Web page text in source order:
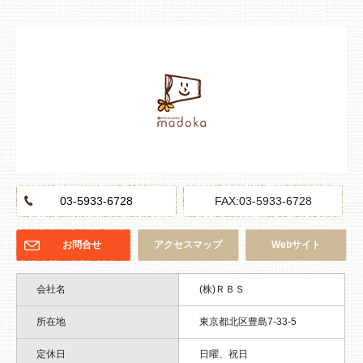
03-5933-6728 FAX:03-5933-6728
お問合せ アクセスマップ Webサイト
会社名 (株)ＲＢＳ
所在地 東京都北区豊島7-33-5
定休日 日曜、祝日